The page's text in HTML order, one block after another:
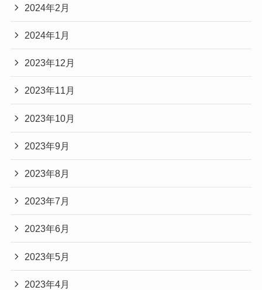
2024年2月
2024年1月
2023年12月
2023年11月
2023年10月
2023年9月
2023年8月
2023年7月
2023年6月
2023年5月
2023年4月